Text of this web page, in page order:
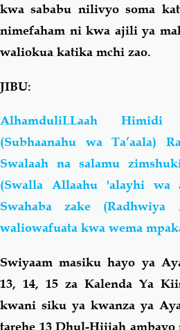
Familia-Jamii
Mapishi
kwa sababu nilivyo soma
nimefaham ni kwa ajili ya
waliokua katika mchi zao.
JIBU:
AlhamduliLLaah
(Subhaanahu wa Ta’aala)
Swalaah na salamu
(Swalla Allaahu 'alayhi wa
Swahaba zake
waliowafuata kwa wema
Swiyaam masiku hayo ya
13, 14, 15 za Kalenda Ya
kwani siku ya kwanza ya
tarehe 13 Dhul-Hijjah